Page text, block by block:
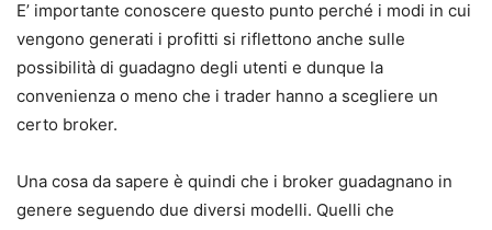
E’ importante conoscere questo punto perché i modi in cui
vengono generati i profitti si riflettono anche sulle
possibilità di guadagno degli utenti e dunque la
convenienza o meno che i trader hanno a scegliere un
certo broker.
Una cosa da sapere è quindi che i broker guadagnano in
genere seguendo due diversi modelli. Quelli che